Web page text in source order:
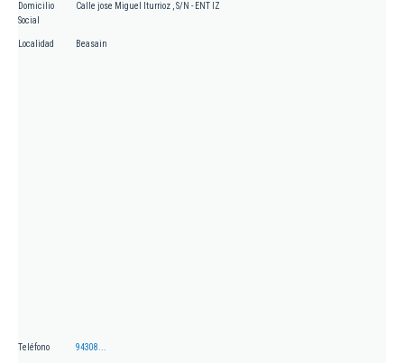
Domicilio
Social
Calle jose Miguel Iturrioz , S/N - ENT IZ
Localidad Beasain
Teléfono 94308...